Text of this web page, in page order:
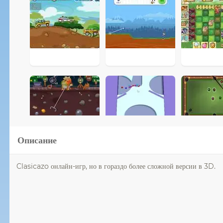
Описание
Clasicazo онлайн-игр, но в гораздо более сложной версии в 3D.